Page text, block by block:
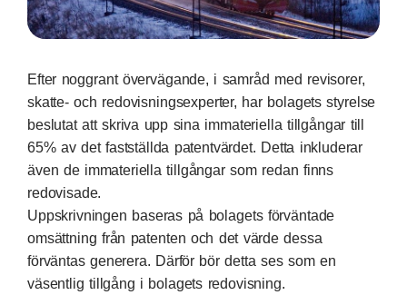
Efter noggrant övervägande, i samråd med revisorer,
skatte- och redovisningsexperter, har bolagets styrelse
beslutat att skriva upp sina immateriella tillgångar till
65% av det fastställda patentvärdet. Detta inkluderar
även de immateriella tillgångar som redan finns
redovisade.
Uppskrivningen baseras på bolagets förväntade
omsättning från patenten och det värde dessa
förväntas generera. Därför bör detta ses som en
väsentlig tillgång i bolagets redovisning.